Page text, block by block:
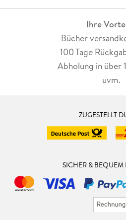
Ihre
Bücher
100 Tage
Abholung in über
uvm.
ZUGESTELLT
SICHER & BEQUEM